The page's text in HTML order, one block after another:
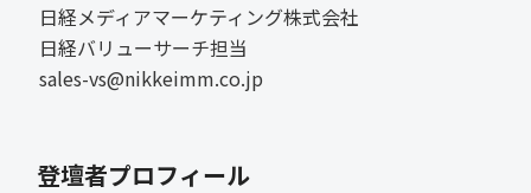
日経メディアマーケティング株式会社
日経バリューサーチ担当
sales-vs@nikkeimm.co.jp
登壇者プロフィール